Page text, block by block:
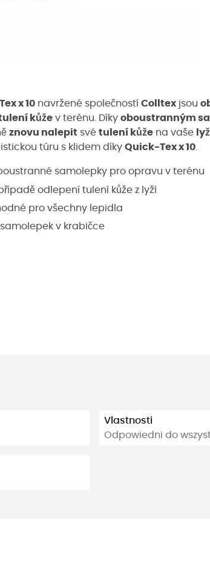
x 10 navržené společností Colltex jsou
kůže v terénu. Díky oboustranným
znovu nalepit své tulení kůže na vaše
túru s klidem díky Quick-Tex x 10
samolepky pro opravu v terénu
odlepení tulení kůže z lyží
pro všechny lepidla
samolepek v krabičce
Vlastnosti
Odpowiedni do